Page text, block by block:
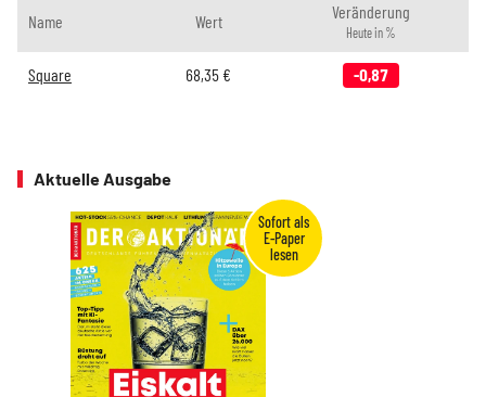
Name Wert Veränderung
Heute in %
Square 68,35 € -0,87
Aktuelle Ausgabe